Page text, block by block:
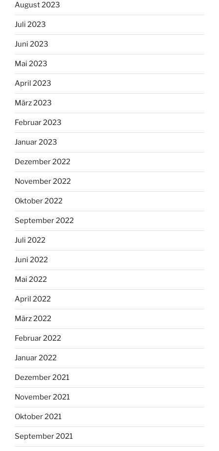
August 2023
Juli 2023
Juni 2023
Mai 2023
April 2023
März 2023
Februar 2023
Januar 2023
Dezember 2022
November 2022
Oktober 2022
September 2022
Juli 2022
Juni 2022
Mai 2022
April 2022
März 2022
Februar 2022
Januar 2022
Dezember 2021
November 2021
Oktober 2021
September 2021